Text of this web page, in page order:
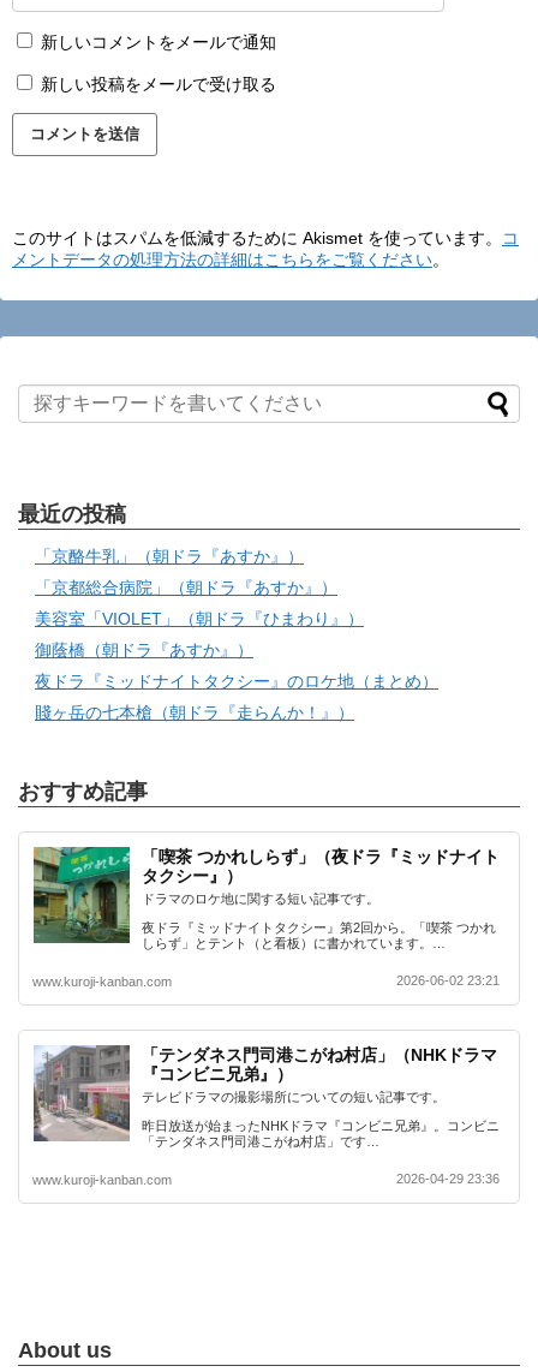
新しいコメントをメールで通知
新しい投稿をメールで受け取る
このサイトはスパムを低減するために Akismet を使っています。
コ
メントデータの処理方法の詳細はこちらをご覧ください。
最近の投稿
「京酪牛乳」（朝ドラ『あすか』）
「京都総合病院」（朝ドラ『あすか』）
美容室「VIOLET」（朝ドラ『ひまわり』）
御蔭橋（朝ドラ『あすか』）
夜ドラ『ミッドナイトタクシー』のロケ地（まとめ）
賤ヶ岳の七本槍（朝ドラ『走らんか！』）
おすすめ記事
「喫茶 つかれしらず」（夜ドラ『ミッドナイト
タクシー』）
ドラマのロケ地に関する短い記事です。
夜ドラ『ミッドナイトタクシー』第2回から。「喫茶 つかれ
しらず」とテント（と看板）に書かれています。…
www.kuroji-kanban.com 2026-06-02 23:21
「テンダネス門司港こがね村店」（NHKドラマ
『コンビニ兄弟』）
テレビドラマの撮影場所についての短い記事です。
昨日放送が始まったNHKドラマ『コンビニ兄弟』。コンビニ
「テンダネス門司港こがね村店」です…
www.kuroji-kanban.com 2026-04-29 23:36
About us